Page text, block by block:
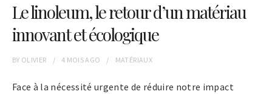
Le linoleum, le retour d’un matériau
innovant et écologique
BY OLIVIER 4 MOISAGO MATÉRIAUX
Face à la nécessité urgente de réduire notre impact